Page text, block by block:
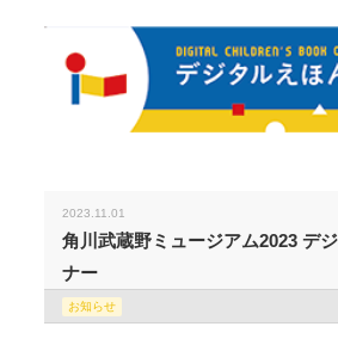
2023.11.01
角川武蔵野ミュージアム2023 デ
ナー
お知らせ